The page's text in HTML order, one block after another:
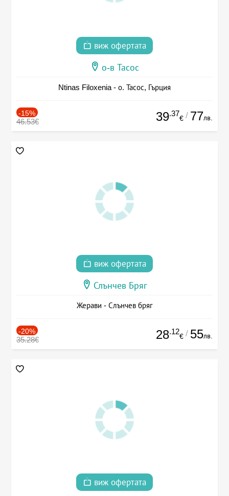
виж офертата
о-в Тасос
Ntinas Filoxenia - о. Тасос, Гърция
-15%
46.53€ 39.37
€ / 77лв.
виж офертата
Слънчев Бряг
Жерави - Слънчев бряг
-20%
35.28€ 28.12
€ / 55лв.
виж офертата